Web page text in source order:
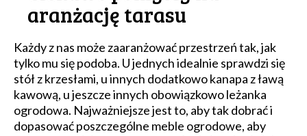
aranżację tarasu
Każdy z nas może zaaranżować przestrzeń tak, jak
tylko mu się podoba. U jednych idealnie sprawdzi się
stół z krzesłami, u innych dodatkowo kanapa z ławą
kawową, u jeszcze innych obowiązkowo leżanka
ogrodowa. Najważniejsze jest to, aby tak dobrać i
dopasować poszczególne meble ogrodowe, aby